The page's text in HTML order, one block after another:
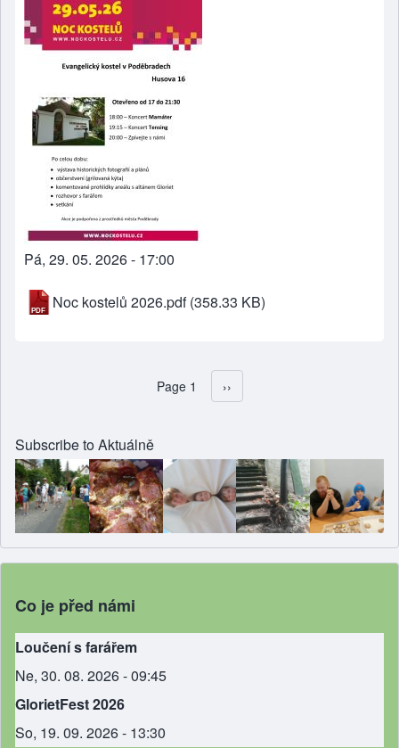
Pá, 29. 05. 2026 - 17:00
Noc kostelů 2026.pdf (358.33 KB)
Pagination
Page 1 Následující stránka
››
Subscribe to Aktuálně
Co je před námi
Loučení s farářem
Ne, 30. 08. 2026 - 09:45
GlorietFest 2026
So, 19. 09. 2026 - 13:30